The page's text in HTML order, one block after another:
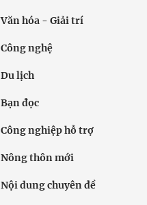
Văn hóa - Giải trí
Công nghệ
Du lịch
Bạn đọc
Công nghiệp hỗ trợ
Nông thôn mới
Nội dung chuyên đề